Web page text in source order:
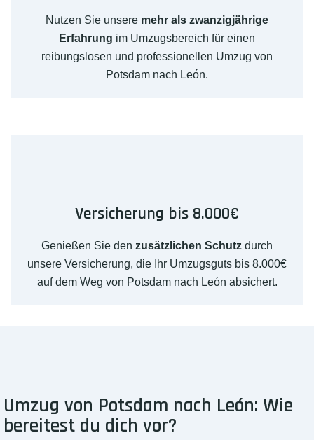
Nutzen Sie unsere mehr als zwanzigjährige
Erfahrung im Umzugsbereich für einen
reibungslosen und professionellen Umzug von
Potsdam nach León.
Versicherung bis 8.000€
Genießen Sie den zusätzlichen Schutz durch
unsere Versicherung, die Ihr Umzugsguts bis 8.000€
auf dem Weg von Potsdam nach León absichert.
Umzug von Potsdam nach León: Wie
bereitest du dich vor?